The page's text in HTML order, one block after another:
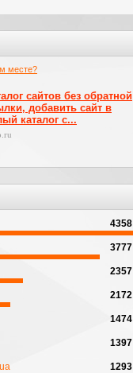
месте?
сайтов без обратной
добавить сайт в
каталог с...
4358
3777
2357
2172
1474
1397
1293